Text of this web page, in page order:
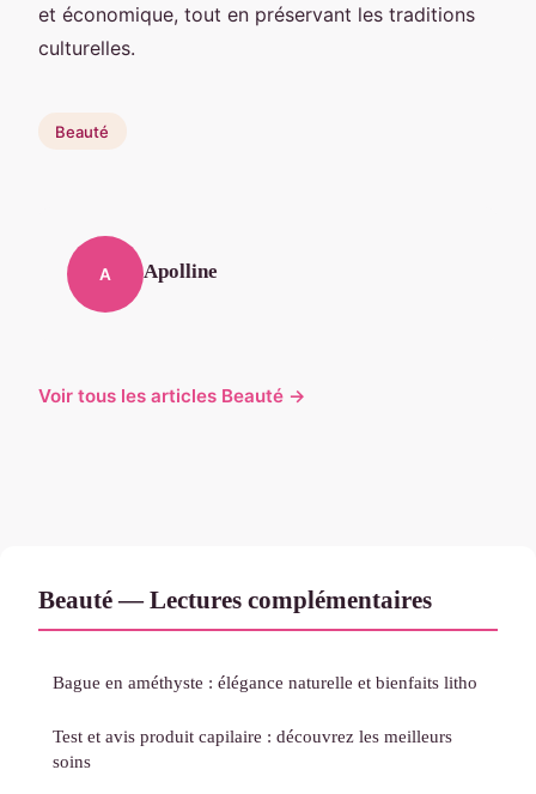
et économique, tout en préservant les traditions
culturelles.
Beauté
A Apolline
Voir tous les articles Beauté →
Beauté — Lectures complémentaires
Bague en améthyste : élégance naturelle et bienfaits litho
Test et avis produit capilaire : découvrez les meilleurs
soins